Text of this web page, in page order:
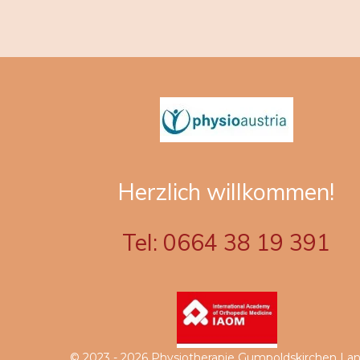
Herzlich willkommen!
Tel: 0664 38 19 391